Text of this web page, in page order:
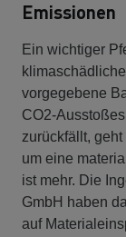
Emissionen
Ein wichtiger
vorgegebene
CO2-
zurückfällt,
um eine
ist mehr. Die
GmbH haben
auf